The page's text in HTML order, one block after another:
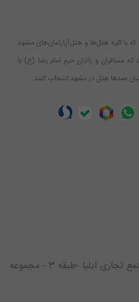
کلیه هتل‌ها و هتل‌آپارتمان‌های مشهد
مسافران و زائران حرم امام رضا (ع) با
میان صدها هتل در مشهد انتخاب کنند.
مشهد - شهرک غرب - مجتمع تجاری ایلیا -طبقه 3 - مجموعه